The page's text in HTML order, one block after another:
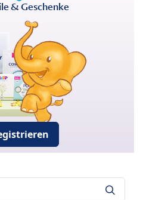
& Geschenke